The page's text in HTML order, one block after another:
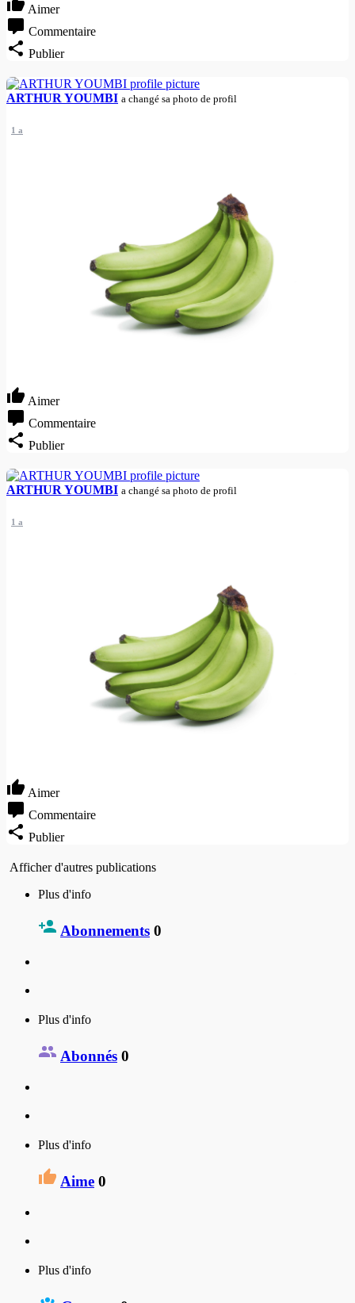
Aimer
Commentaire
Publier
ARTHUR YOUMBI a changé sa photo de profil
1 a
Aimer
Commentaire
Publier
ARTHUR YOUMBI a changé sa photo de profil
1 a
Aimer
Commentaire
Publier
Afficher d'autres publications
Plus d'info
Abonnements 0
Plus d'info
Abonnés 0
Plus d'info
Aime 0
Plus d'info